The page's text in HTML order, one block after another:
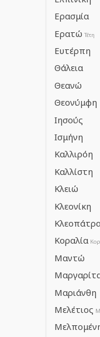
Ερασμία
Ερατώ Τέτη
Ευτέρπη
Θάλεια
Θεανώ
Θεονύμφη
Ιησούς
Ισμήνη
Καλλιρόη
Καλλίστη
Κλειώ
Κλεονίκη
Κοραλία
Μαντώ
Μαριάνθη
Μελέτιος